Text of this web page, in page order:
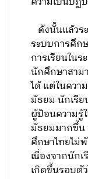
ดังนั้นแล้ว
ระบบการศึก
การเรียนใน
นักศึกษาสาม
ได้ แต่ในควา
มัธยม นักเรี
ผู้ป้อนความรู้
มัธยมมากขึ้น
ศึกษาไทยไม่
เนื่องจากนัก
เกิดขึ้นรอบตั